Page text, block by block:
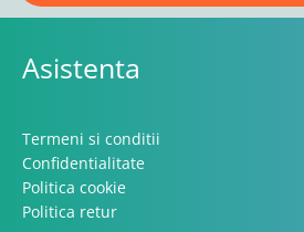
Asistenta
Termeni si conditii
Confidentialitate
Politica cookie
Politica retur